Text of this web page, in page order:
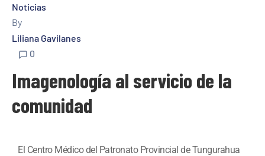
Noticias
By
Liliana Gavilanes
0
Imagenología al servicio de la
comunidad
El Centro Médico del Patronato Provincial de Tungurahua